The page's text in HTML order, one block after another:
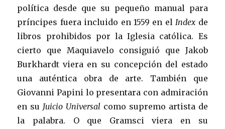
política desde que su pequeño manual para
príncipes fuera incluido en 1559 en elIndex de
libros prohibidos por la Iglesia católica. Es
cierto que Maquiavelo consiguió que Jakob
Burkhardt viera en su concepción del estado
una auténtica obra de arte. También que
Giovanni Papini lo presentara con admiración
en su Juicio Universal como supremo artista de
la palabra. O que Gramsci viera en su